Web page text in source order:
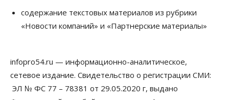
Новосибирские вузы опубликовали
приказы о зачислении на бюджетные места
08 Августа 2026, 16:00
Искусственный интеллект впервые выписал
штраф за борщевик
08 Августа 2026, 15:00
содержание текстовых материалов из рубрики
«Новости компаний» и «Партнерские материалы»
infopro54.ru — информационно-аналитическое,
сетевое издание. Свидетельство о регистрации СМИ:
ЭЛ № ФС 77 – 78381 от 29.05.2020 г, выдано